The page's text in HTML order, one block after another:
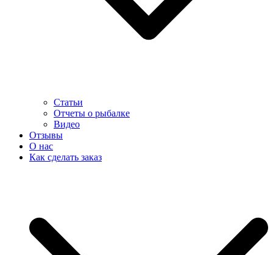
Статьи
Отчеты о рыбалке
Видео
Отзывы
О нас
Как сделать заказ